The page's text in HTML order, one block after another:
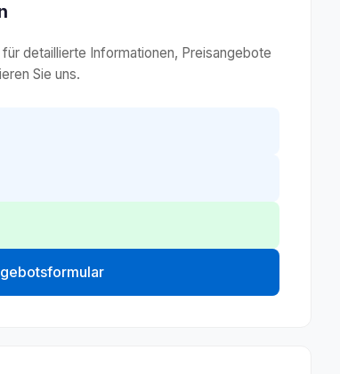
detaillierte Informationen, Preisangebote
Sie uns.